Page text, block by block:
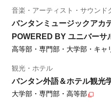
音楽・アーティスト・サウンド
バンタンミュージックアカ
POWERED BY ユニバーサ
高等部・専門部・大学部・キャ
観光・ホテル
バンタン外語＆ホテル観光
大学部・専門部・高等部